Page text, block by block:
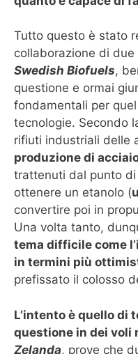
Tutto questo è stato
collaborazione di due
Swedish Biofuels,
questione e ormai
fondamentali per
tecnologie. Secondo
rifiuti industriali delle
produzione di
trattenuti dal punto
ottenere un etanolo (
convertire poi in
Una volta tanto,
tema difficile come
in termini più
prefissato il colosso
L’intento è quello di
questione in dei voli
Zelanda, prove che